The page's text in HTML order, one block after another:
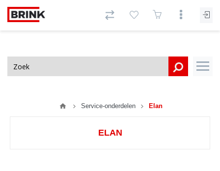
Service-onderdelen Elan
ELAN